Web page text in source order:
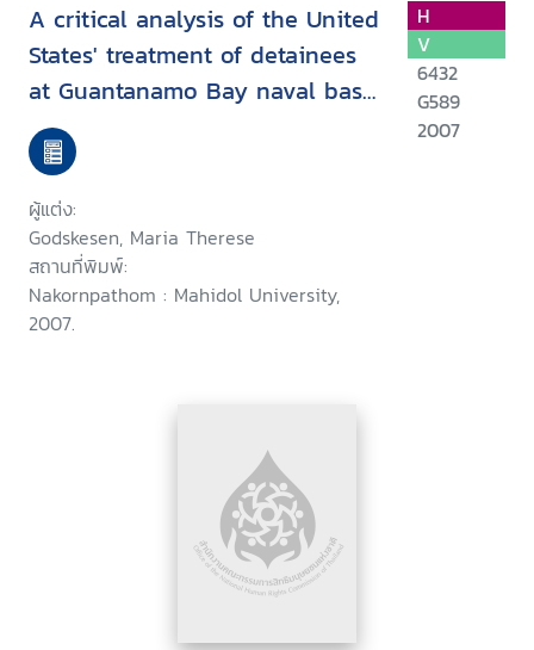
A critical analysis of the United
States' treatment of detainees
at Guantanamo Bay naval base
in the context ofinternational
law
ผู้แต่ง:
Godskesen, Maria Therese
สถานที่พิมพ์:
Nakornpathom : Mahidol University,
2007.
H
V
6432
G589
2007